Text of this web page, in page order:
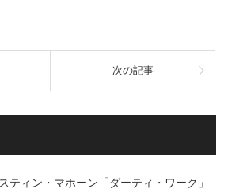
次の記事
ティン・マホーン「ダーティ・ワーク」